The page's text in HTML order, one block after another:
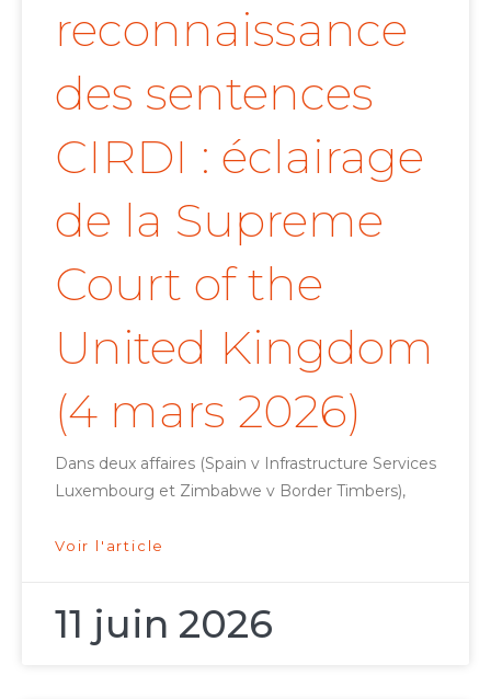
reconnaissance
des sentences
CIRDI : éclairage
de la Supreme
Court of the
United Kingdom
(4 mars 2026)
Dans deux affaires (Spain v Infrastructure Services
Luxembourg et Zimbabwe v Border Timbers),
Voir l'article
11 juin 2026